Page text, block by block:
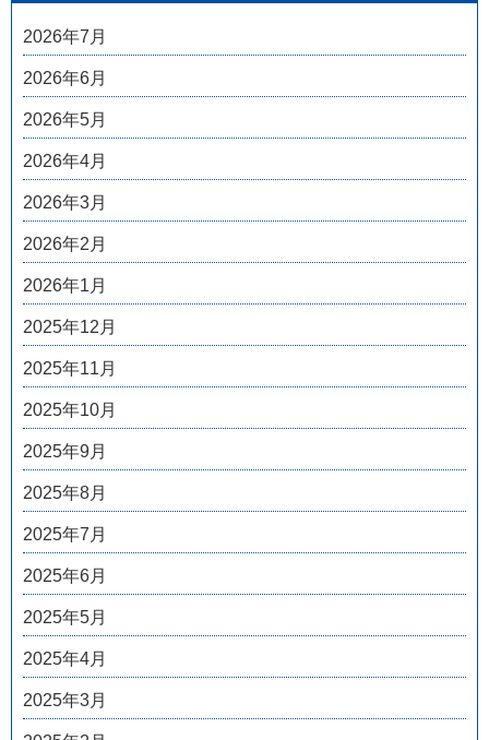
2026年7月
2026年6月
2026年5月
2026年4月
2026年3月
2026年2月
2026年1月
2025年12月
2025年11月
2025年10月
2025年9月
2025年8月
2025年7月
2025年6月
2025年5月
2025年4月
2025年3月